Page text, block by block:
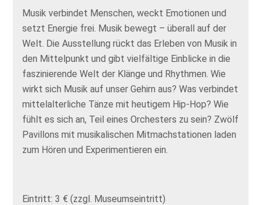
Musik verbindet Menschen, weckt Emotionen und
setzt Energie frei. Musik bewegt – überall auf der
Welt. Die Ausstellung rückt das Erleben von Musik in
den Mittelpunkt und gibt vielfältige Einblicke in die
faszinierende Welt der Klänge und Rhythmen. Wie
wirkt sich Musik auf unser Gehirn aus? Was verbindet
mittelalterliche Tänze mit heutigem Hip-Hop? Wie
fühlt es sich an, Teil eines Orchesters zu sein? Zwölf
Pavillons mit musikalischen Mitmachstationen laden
zum Hören und Experimentieren ein.
Eintritt: 3 € (zzgl. Museumseintritt)